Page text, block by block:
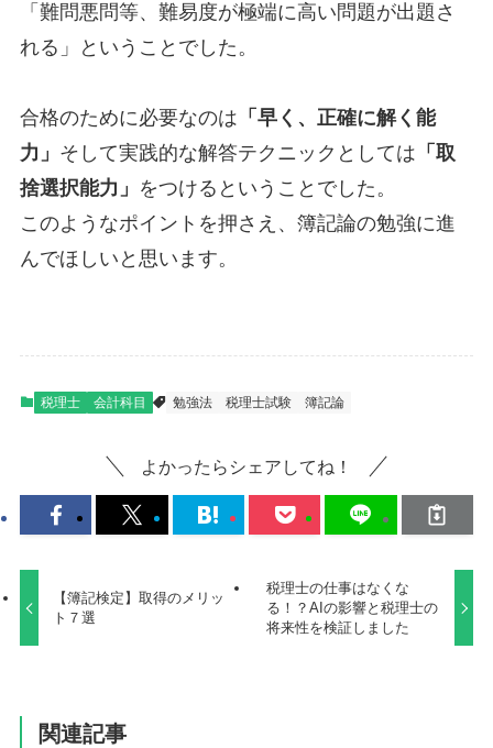
「難問悪問等、難易度が極端に高い問題が出題さ
れる」ということでした。
合格のために必要なのは 「早く、正確に解く能
力」 そして実践的な解答テクニックとしては 「取
捨選択能力」 をつけるということでした。
このようなポイントを押さえ、簿記論の勉強に進
んでほしいと思います。
税理士 会計科目 勉強法 税理士試験 簿記論
よかったらシェアしてね！
【簿記検定】取得のメリッ
ト７選
税理士の仕事はなくな
る！？AIの影響と税理士の
将来性を検証しました
関連記事